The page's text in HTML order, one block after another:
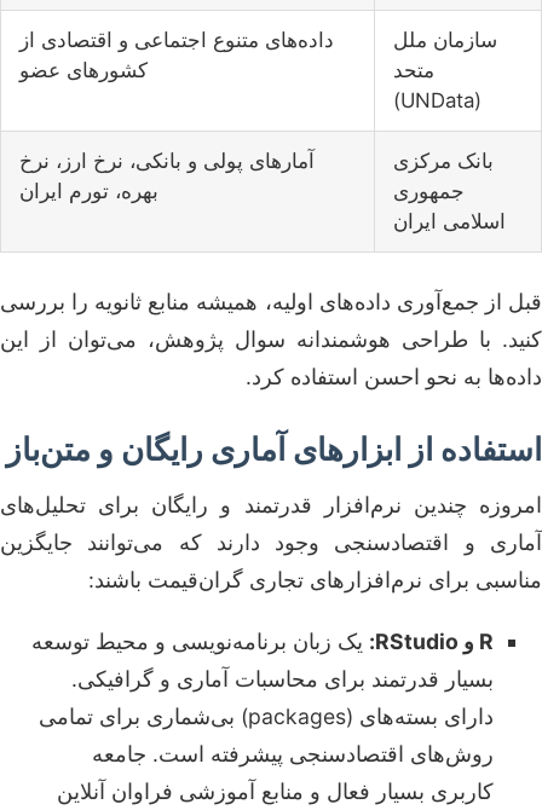
سازمان ملل
متحد
(UNData)
داده‌های متنوع اجتماعی و اقتصادی از
کشورهای عضو
بانک مرکزی
جمهوری
اسلامی ایران
آمارهای پولی و بانکی، نرخ ارز، نرخ
بهره، تورم ایران
قبل از جمع‌آوری داده‌های اولیه، همیشه منابع ثانویه را بررسی
کنید. با طراحی هوشمندانه سوال پژوهش، می‌توان از این
داده‌ها به نحو احسن استفاده کرد.
استفاده از ابزارهای آماری رایگان و متن‌باز
امروزه چندین نرم‌افزار قدرتمند و رایگان برای تحلیل‌های
آماری و اقتصادسنجی وجود دارند که می‌توانند جایگزین
مناسبی برای نرم‌افزارهای تجاری گران‌قیمت باشند:
R و RStudio:
یک زبان برنامه‌نویسی و محیط توسعه
بسیار قدرتمند برای محاسبات آماری و گرافیکی.
دارای بسته‌های (packages) بی‌شماری برای تمامی
روش‌های اقتصادسنجی پیشرفته است. جامعه
کاربری بسیار فعال و منابع آموزشی فراوان آنلاین